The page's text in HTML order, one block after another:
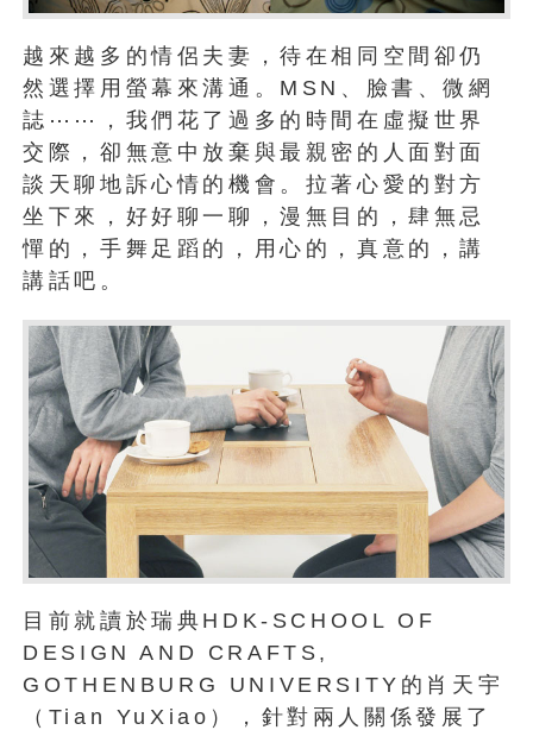
越來越多的情侶夫妻，待在相同空間卻仍
然選擇用螢幕來溝通。MSN、臉書、微網
誌⋯⋯，我們花了過多的時間在虛擬世界
交際，卻無意中放棄與最親密的人面對面
談天聊地訴心情的機會。拉著心愛的對方
坐下來，好好聊一聊，漫無目的，肆無忌
憚的，手舞足蹈的，用心的，真意的，講
講話吧。
目前就讀於瑞典HDK-SCHOOL OF
DESIGN AND CRAFTS,
GOTHENBURG UNIVERSITY的肖天宇
（Tian YuXiao），針對兩人關係發展了